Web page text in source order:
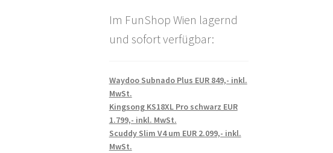
Im FunShop Wien lagernd
und sofort verfügbar:
Waydoo Subnado Plus EUR 849,- inkl.
MwSt.
Kingsong KS18XL Pro schwarz EUR
1.799,- inkl. MwSt.
Scuddy Slim V4 um EUR 2.099,- inkl.
MwSt.